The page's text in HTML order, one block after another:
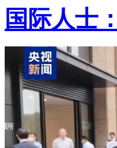
国际人士